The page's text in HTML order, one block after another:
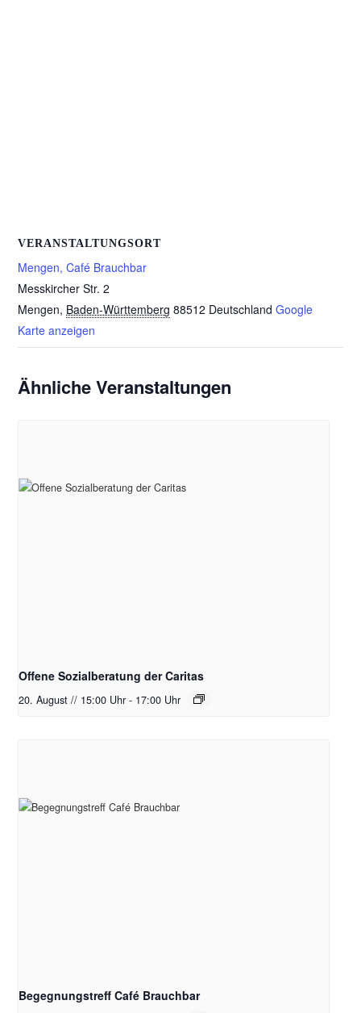
VERANSTALTUNGSORT
Mengen, Café Brauchbar
Messkircher Str. 2
Mengen, Baden-Württemberg 88512 Deutschland Google
Karte anzeigen
Ähnliche Veranstaltungen
Offene Sozialberatung der Caritas
20. August // 15:00 Uhr - 17:00 Uhr
Begegnungstreff Café Brauchbar